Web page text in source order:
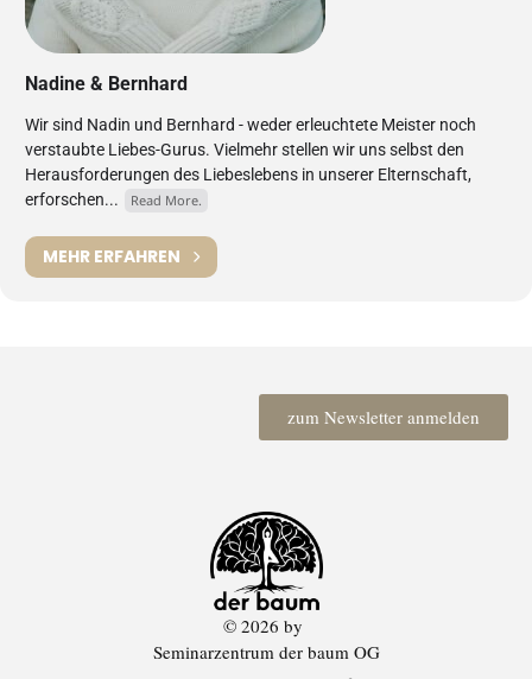
Nadine & Bernhard
Wir sind Nadin und Bernhard - weder erleuchtete Meister noch
verstaubte Liebes-Gurus. Vielmehr stellen wir uns selbst den
Herausforderungen des Liebeslebens in unserer Elternschaft,
erforschen...
Read More.
MEHR ERFAHREN
zum Newsletter anmelden
© 2026 by
Seminarzentrum der baum OG